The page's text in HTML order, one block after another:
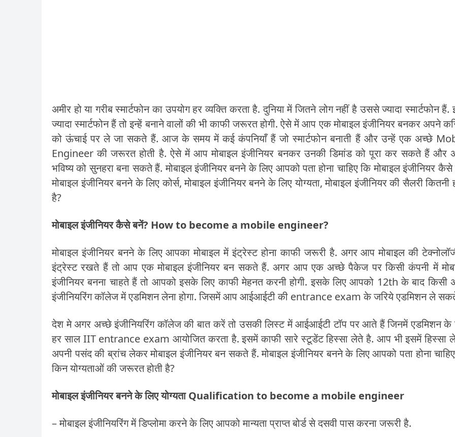
अमीर हो या गरीब स्मार्टफोन का उपयोग हर व्यक्ति करता है. दुनिया में जितने लोग नहीं है उससे ज्यादा स्मार्टफोन हैं.
ज्यादा स्मार्टफोन हैं तो इन्हें बनाने वालों की भी काफी जरूरत होगी. ऐसे में आप एक मोबाइल इंजीनियर बनकर अपने
को ऊंचाई पर ले जा सकते हैं. आज के समय में कई कंपनियाँ हैं जो स्मार्टफोन बनाती हैं और उन्हें एक अच्छे
Engineer की जरूरत होती है. ऐसे में आप मोबाइल इंजीनियर बनकर उनकी डिमांड को पूरा कर सकते हैं और
भविष्य को सुनहरा बना सकते हैं. मोबाइल इंजीनियर बनने के लिए आपको पता होना चाहिए कि मोबाइल इंजीनियर
मोबाइल इंजीनियर बनने के लिए कोर्स, मोबाइल इंजीनियर बनने के लिए योग्यता, मोबाइल इंजीनियर की सैलरी कितनी
है?
मोबाइल इंजीनियर कैसे बनें? How to become a mobile engineer?
मोबाइल इंजीनियर बनने के लिए आपका मोबाइल में इंट्रेस्ट होना काफी जरूरी है. अगर आप मोबाइल की
इंट्रेस्ट रखते हैं तो आप एक मोबाइल इंजीनियर बन सकते हैं. अगर आप एक अच्छे पैकेज पर किसी कंपनी में
इंजीनियर बनना चाहते हैं तो आपको इसके लिए काफी मेहनत करनी होगी. इसके लिए आपको 12th के बाद किसी
इंजीनियरिंग कॉलेज में एडमिशन लेना होगा. जिसमें आप आईआईटी की entrance exam के जरिये एडमिशन ले
देश मे अगर अच्छे इंजीनियरिंग कॉलेज की बात करें तो उसकी लिस्ट में आईआईटी टॉप पर आते हैं जिनमें एडमिशन के
हर साल IIT entrance exam आयोजित करता है. इसमें काफी सारे स्टूडेंट हिस्सा लेते है. आप भी इसमें हिस्सा
अपनी पसंद की ब्रांच लेकर मोबाइल इंजीनियर बन सकते हैं. मोबाइल इंजीनियर बनने के लिए आपको पता होना
किन योग्यताओं की जरूरत होती है?
मोबाइल इंजीनियर बनने के लिए योग्यता Qualification to become a mobile engineer
– मोबाइल इंजीनियरिंग में डिप्लोमा करने के लिए आपको मान्यता प्राप्त बोर्ड से दसवी पास करना जरूरी है.